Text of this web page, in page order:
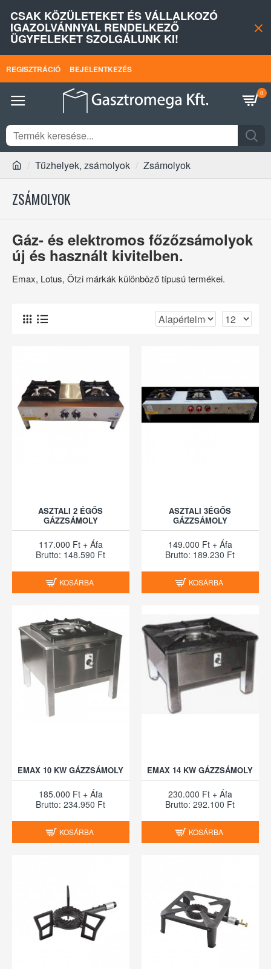
CSAK KÖZÜLETEKET ÉS VÁLLALKOZÓ
IGAZOLVÁNNYAL RENDELKEZŐ
ÜGYFELEKET SZOLGÁLUNK KI!
REGISZTRÁCIÓ BEJELENTKEZÉS
0
Tűzhelyek, zsámolyok Zsámolyok
ZSÁMOLYOK
Gáz- és elektromos főzőzsámolyok
új és használt kivitelben.
Emax, Lotus, Ötzi márkák különböző típusú termékei.
ASZTALI 2 ÉGŐS
GÁZZSÁMOLY
117.000 Ft + Áfa
Brutto: 148.590 Ft
KOSÁRBA
ASZTALI 3ÉGŐS
GÁZZSÁMOLY
149.000 Ft + Áfa
Brutto: 189.230 Ft
KOSÁRBA
EMAX 10 KW GÁZZSÁMOLY
185.000 Ft + Áfa
Brutto: 234.950 Ft
KOSÁRBA
EMAX 14 KW GÁZZSÁMOLY
230.000 Ft + Áfa
Brutto: 292.100 Ft
KOSÁRBA